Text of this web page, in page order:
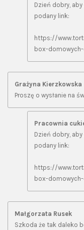
Dzień dobry,
podany link:
https://
box-
Grażyna Kierzkowska
Proszę o wysłanie na
Pracownia
Dzień dobry,
podany link:
https://
box-
Małgorzata Rusek
Szkoda że tak daleko